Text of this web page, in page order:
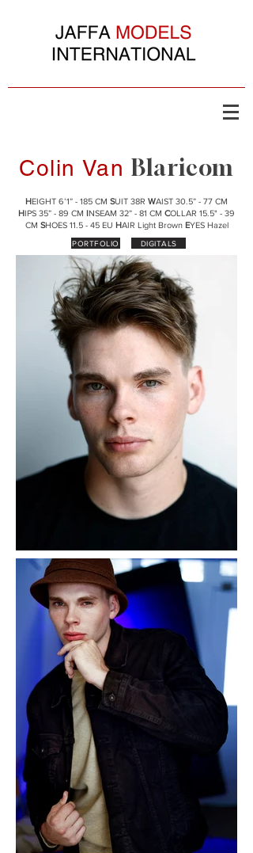
Colin Van Blaricom
HEIGHT 6’1” - 185 CM SUIT 38R WAIST 30.5” - 77 CM
HIPS 35” - 89 CM INSEAM 32” - 81 CM COLLAR 15.5" - 39
CM SHOES 11.5 - 45 EU HAIR Light Brown EYES Hazel
PORTFOLIO DIGITALS